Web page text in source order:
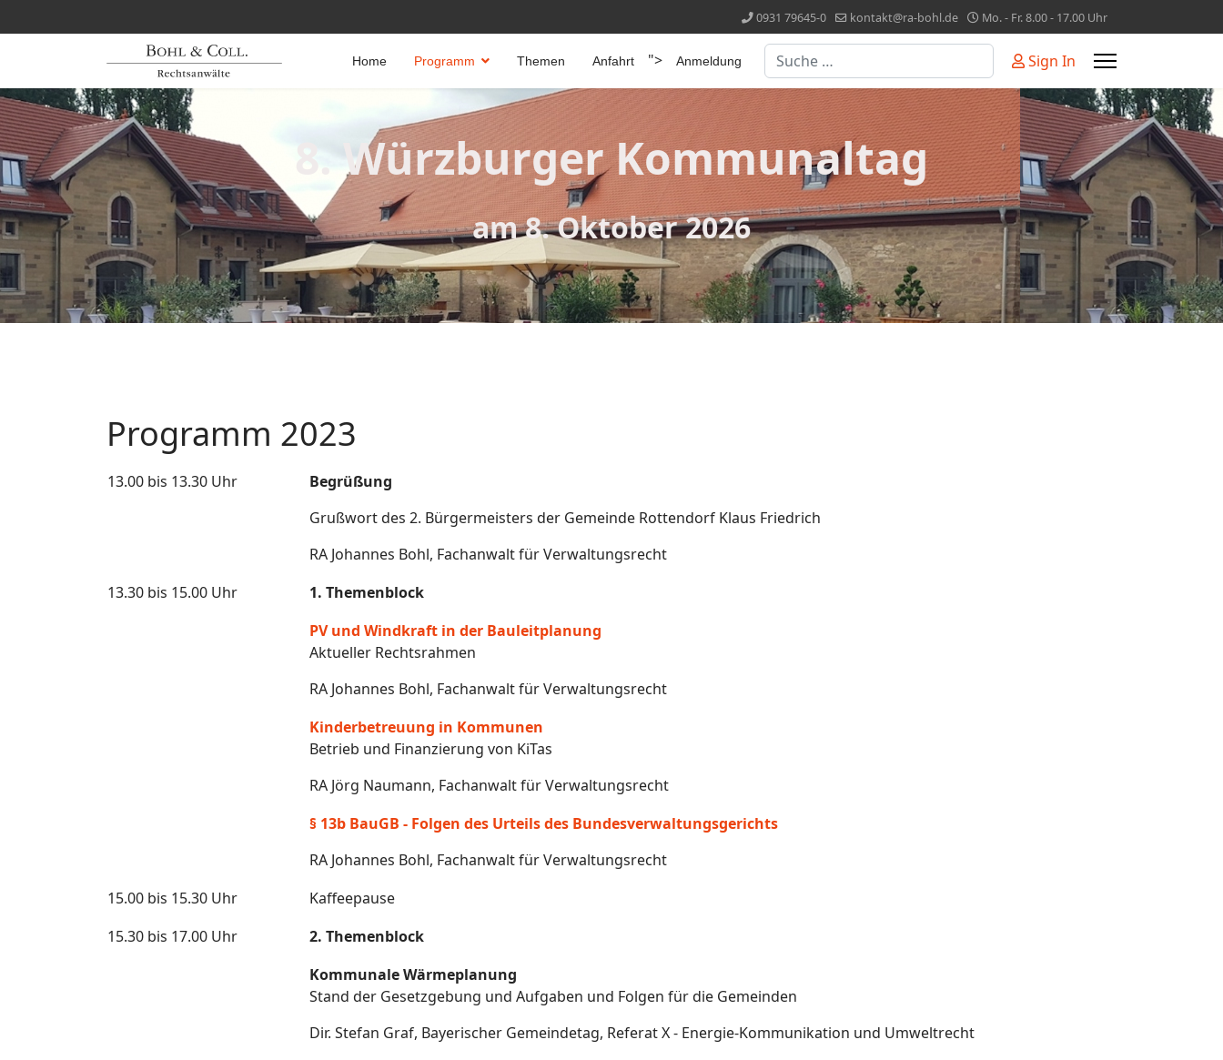
0931 79645-0 kontakt@ra-bohl.de Mo. - Fr. 8.00 - 17.00 Uhr
Home Programm Themen Anfahrt "> Anmeldung
Suchen
Type 2 or more characters for results.
Sign In
8. Würzburger Kommunaltag
am 8. Oktober 2026
Programm 2023
13.00 bis 13.30 Uhr
Begrüßung
Grußwort des 2. Bürgermeisters der Gemeinde Rottendorf Klaus Friedrich
RA Johannes Bohl, Fachanwalt für Verwaltungsrecht
13.30 bis 15.00 Uhr
1. Themenblock
PV und Windkraft in der Bauleitplanung
Aktueller Rechtsrahmen
RA Johannes Bohl, Fachanwalt für Verwaltungsrecht
Kinderbetreuung in Kommunen
Betrieb und Finanzierung von KiTas
RA Jörg Naumann, Fachanwalt für Verwaltungsrecht
§ 13b BauGB - Folgen des Urteils des Bundesverwaltungsgerichts
RA Johannes Bohl, Fachanwalt für Verwaltungsrecht
15.00 bis 15.30 Uhr
Kaffeepause
15.30 bis 17.00 Uhr
2. Themenblock
Kommunale Wärmeplanung
Stand der Gesetzgebung und Aufgaben und Folgen für die Gemeinden
Dir. Stefan Graf, Bayerischer Gemeindetag, Referat X - Energie-Kommunikation und Umweltrecht